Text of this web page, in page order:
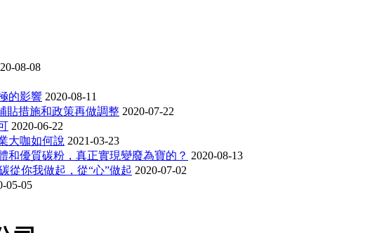
08-08
的影響 2020-08-11
貼措施和政策再做調整 2020-07-22
2020-06-22
大咖如何說 2021-03-23
和優質碳粉，真正實現變廢為寶的？ 2020-08-13
從你我做起，從“心”做起 2020-07-02
05-05